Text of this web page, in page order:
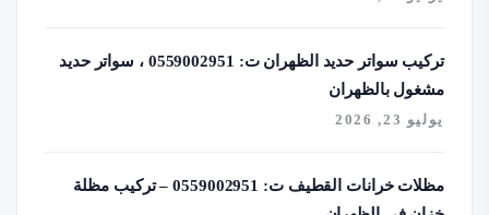
تركيب سواتر حديد الظهران ت: 0559002951 ، سواتر حديد
مشغول بالظهران
يوليو 23, 2026
مظلات خرانات القطيف ت: 0559002951 – تركيب مظلة